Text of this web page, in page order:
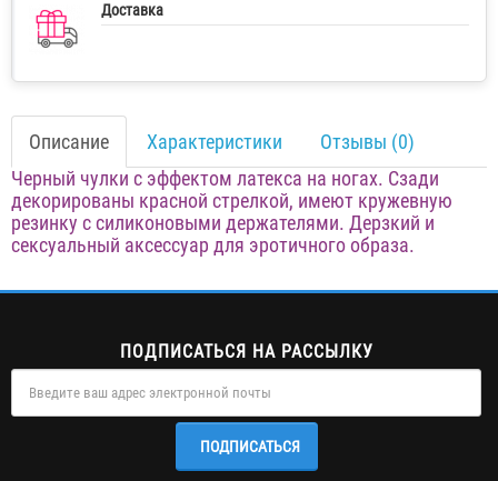
Доставка
Описание Характеристики
Отзывы (0)
Черный чулки с эффектом латекса на ногах. Сзади
декорированы красной стрелкой, имеют кружевную
резинку с силиконовыми держателями. Дерзкий и
сексуальный аксессуар для эротичного образа.
ПОДПИСАТЬСЯ НА РАССЫЛКУ
ПОДПИСАТЬСЯ